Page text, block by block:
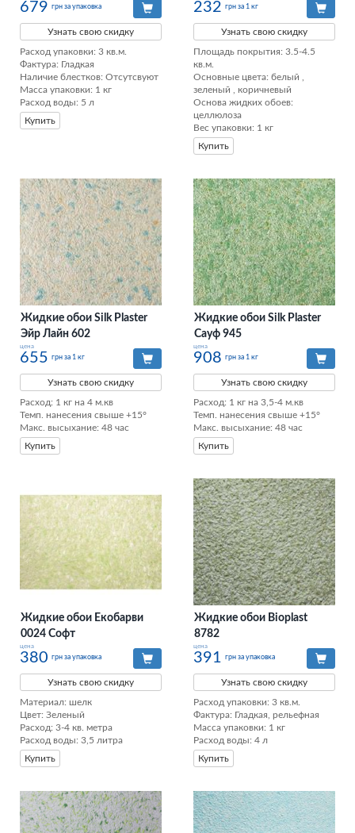
679 грн за упаковка
Узнать свою скидку
Расход упаковки: 3 кв.м.
Фактура: Гладкая
Наличие блестков: Отсутсвуют
Масса упаковки: 1 кг
Расход воды: 5 л
Купить
232 грн за 1 кг
Узнать свою скидку
Площадь покрытия: 3.5-4.5
кв.м.
Основные цвета: белый ,
зеленый , коричневый
Основа жидких обоев:
целлюлоза
Вес упаковки: 1 кг
Купить
Жидкие обои Silk Plaster
Эйр Лайн 602
цена
655 грн за 1 кг
Узнать свою скидку
Расход: 1 кг на 4 м.кв
Темп. нанесения свыше +15°
Макс. высыхание: 48 час
Купить
Жидкие обои Silk Plaster
Сауф 945
цена
908 грн за 1 кг
Узнать свою скидку
Расход: 1 кг на 3,5-4 м.кв
Темп. нанесения свыше +15°
Макс. высыхание: 48 час
Купить
Жидкие обои Екобарви
0024 Софт
цена
380 грн за упаковка
Узнать свою скидку
Материал: шелк
Цвет: Зеленый
Расход: 3-4 кв. метра
Расход воды: 3,5 литра
Купить
Жидкие обои Bioplast
8782
цена
391 грн за упаковка
Узнать свою скидку
Расход упаковки: 3 кв.м.
Фактура: Гладкая, рельефная
Масса упаковки: 1 кг
Расход воды: 4 л
Купить